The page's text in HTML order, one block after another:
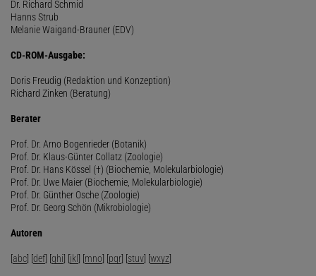
Dr. Richard Schmid
Hanns Strub
Melanie Waigand-Brauner (EDV)
CD-ROM-Ausgabe:
Doris Freudig (Redaktion und Konzeption)
Richard Zinken (Beratung)
Berater
Prof. Dr. Arno Bogenrieder (Botanik)
Prof. Dr. Klaus-Günter Collatz (Zoologie)
Prof. Dr. Hans Kössel (†) (Biochemie, Molekularbiologie)
Prof. Dr. Uwe Maier (Biochemie, Molekularbiologie)
Prof. Dr. Günther Osche (Zoologie)
Prof. Dr. Georg Schön (Mikrobiologie)
Autoren
[abc] [def] [ghi] [jkl] [mno] [pqr] [stuv] [wxyz]